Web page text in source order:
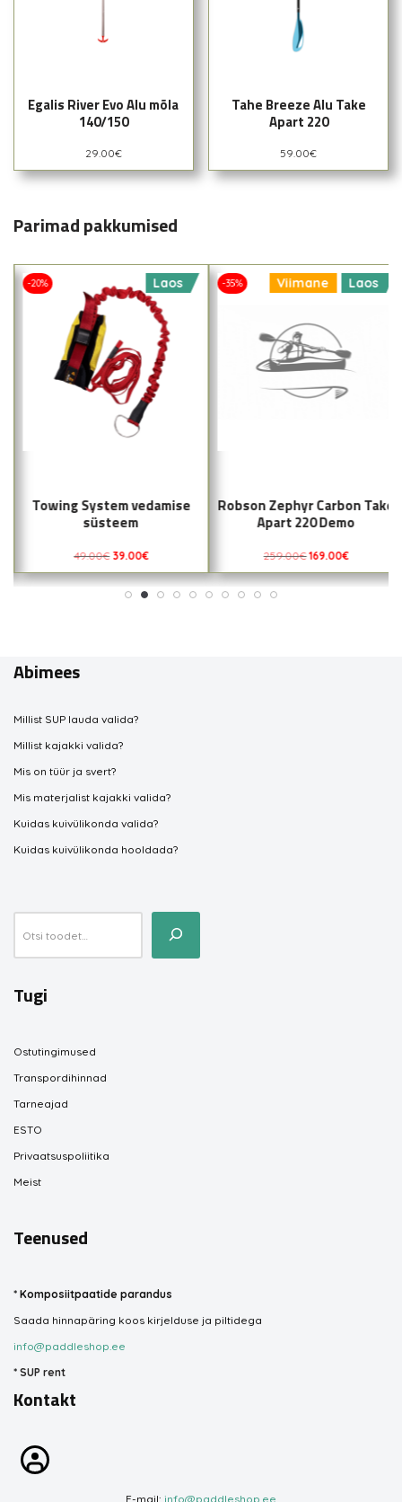
Egalis River Evo Alu mõla
140/150
29.00€
Tahe Breeze Alu Take
Apart 220
59.00€
Parimad pakkumised
-20% Laos
Towing System vedamise
süsteem
49.00€ 39.00€
-35% Viimane Laos
Robson Zephyr Carbon Take
Apart 220 Demo
259.00€ 169.00€
Abimees
Millist SUP lauda valida?
Millist kajakki valida?
Mis on tüür ja svert?
Mis materjalist kajakki valida?
Kuidas kuivülikonda valida?
Kuidas kuivülikonda hooldada?
Tugi
Ostutingimused
Transpordihinnad
Tarneajad
ESTO
Privaatsuspoliitika
Meist
Teenused
* Komposiitpaatide parandus
Saada hinnapäring koos kirjelduse ja piltidega
info@paddleshop.ee
* SUP rent
Kontakt
E-mail: info@paddleshop.ee